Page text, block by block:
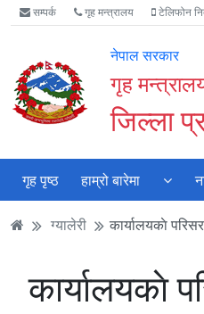
Accessibility
Mode
गर्नुहोस्
मुख्य
सामाग्री
मुख्य
नेभिगेसन
वेबसाइट
खोजमा
सम्पर्क गृह मन्त्रालय टेलिफोन
नेपाल सरकार
गृह
जिल्ला
गृह पृष्ठ हाम्रो बारेमा
ग्यालेरी कार्यालयकाे परिसर
कार्यालयकाे